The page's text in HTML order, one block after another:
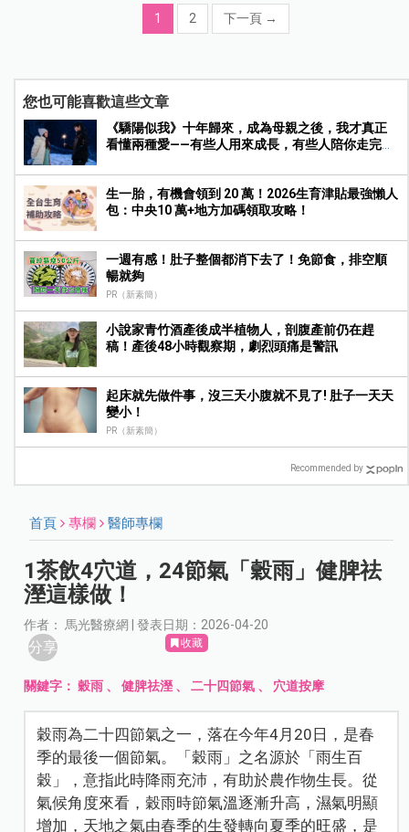
1 2 下一頁 →
您也可能喜歡這些文章
《驕陽似我》十年歸來，成為母親之後，我才真正
看懂兩種愛——有些人用來成長，有些人陪你走完人
生一胎，有機會領到 20 萬！2026生育津貼最強懶人
包：中央10 萬+地方加碼領取攻略！
一週有感！肚子整個都消下去了！免節食，排空順
暢就夠
PR（新素簡）
小說家青竹酒產後成半植物人，剖腹產前仍在趕
稿！產後48小時觀察期，劇烈頭痛是警訊
起床就先做件事，沒三天小腹就不見了! 肚子一天天
變小！
PR（新素簡）
Recommended by
首頁 專欄 醫師專欄
1茶飲4穴道，24節氣「穀雨」健脾祛
溼這樣做！
作者： 馬光醫療網 | 發表日期：2026-04-20
分享 收藏
關鍵字：穀雨 、健脾祛溼 、二十四節氣 、 穴道按摩
穀雨為二十四節氣之一，落在今年4月20日，是春
季的最後一個節氣。「穀雨」之名源於「雨生百
穀」，意指此時降雨充沛，有助於農作物生長。從
氣候角度來看，穀雨時節氣溫逐漸升高，濕氣明顯
增加，天地之氣由春季的生發轉向夏季的旺盛，是